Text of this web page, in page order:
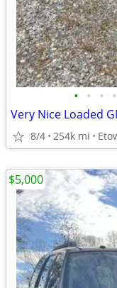
• • • •
Very Nice Loaded
8/4 254k mi
$5,000